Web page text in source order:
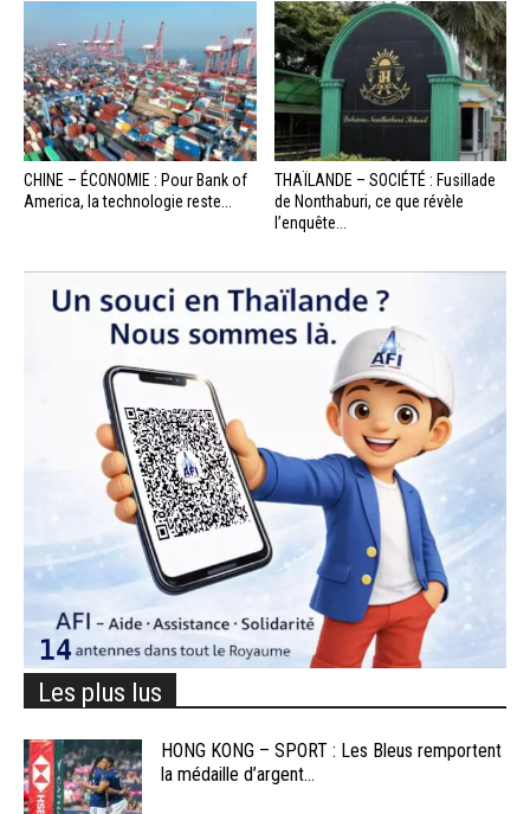
CHINE – ÉCONOMIE : Pour Bank of
America, la technologie reste...
THAÏLANDE – SOCIÉTÉ : Fusillade
de Nonthaburi, ce que révèle
l’enquête...
Les plus lus
HONG KONG – SPORT : Les Bleus remportent
la médaille d’argent...